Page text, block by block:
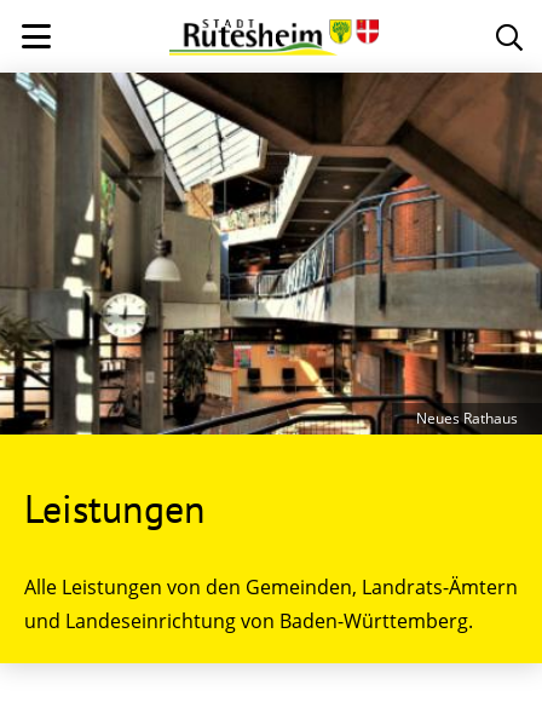
Leistungen
Alle Leistungen von den Gemeinden, Landrats-Ämtern
und Landeseinrichtung von Baden-Württemberg.
Neues Rathaus